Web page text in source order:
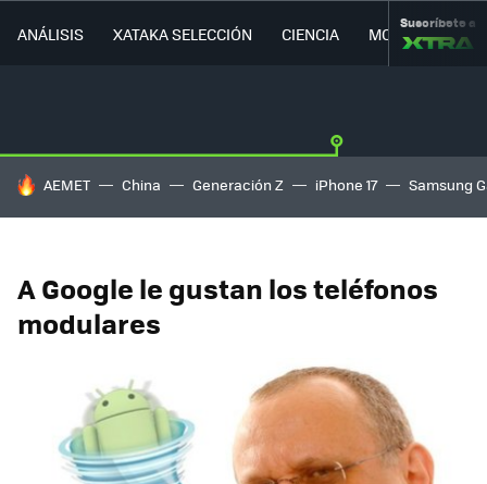
ANÁLISIS XATAKA SELECCIÓN CIENCIA MOVILIDAD
Suscríbete a
HOY SE HABLA DE
AEMET China Generación Z iPhone 17 Samsung
A Google le gustan los teléfonos
modulares